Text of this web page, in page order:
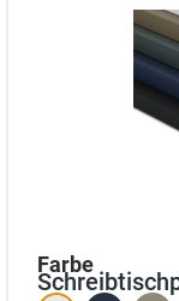
Farbe